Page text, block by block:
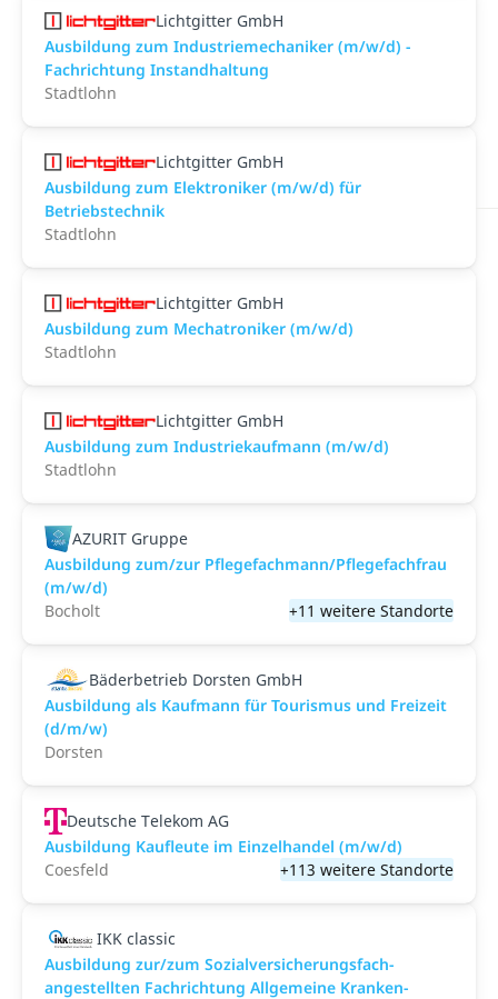
Lichtgitter GmbH
Ausbildung zum Industriemechaniker (m/w/d) -
Fachrichtung Instandhaltung
Stadtlohn
Lichtgitter GmbH
Ausbildung zum Elektroniker (m/w/d) für
Betriebstechnik
Stadtlohn
Lichtgitter GmbH
Ausbildung zum Mechatroniker (m/w/d)
Stadtlohn
Lichtgitter GmbH
Ausbildung zum Industriekaufmann (m/w/d)
Stadtlohn
AZURIT Gruppe
Ausbildung zum/zur Pflegefachmann/Pflegefachfrau
(m/w/d)
Bocholt
+11 weitere Standorte
Bäderbetrieb Dorsten GmbH
Ausbildung als Kaufmann für Tourismus und Freizeit
(d/m/w)
Dorsten
Deutsche Telekom AG
Ausbildung Kaufleute im Einzelhandel (m/w/d)
Coesfeld
+113 weitere Standorte
IKK classic
Aus­bild­ung zur/zum Sozial­versicher­ungs­fach­
angestellten­ Fach­richtung All­gemeine Kranken­